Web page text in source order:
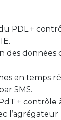
PDL +
des données
en temps
SMS.
+ contrôle
l’agrégateur